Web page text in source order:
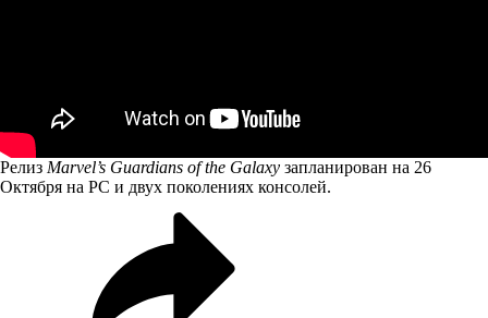
Релиз Marvel’s Guardians of the Galaxy запланирован на 26
Октября на PC и двух поколениях консолей.